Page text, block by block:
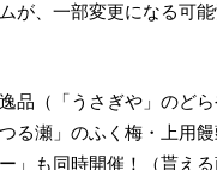
が、一部変更になる可能
品（「うさぎや」のど
る瀬」のふく梅・上用饅
」も同時開催！（貰え